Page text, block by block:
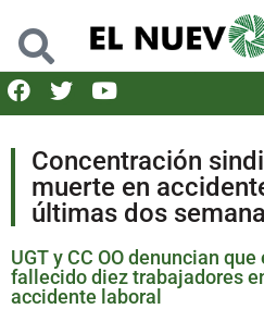
Concentración
muerte en
últimas dos
UGT y CC OO denuncian
fallecido diez trabajadores
accidente laboral